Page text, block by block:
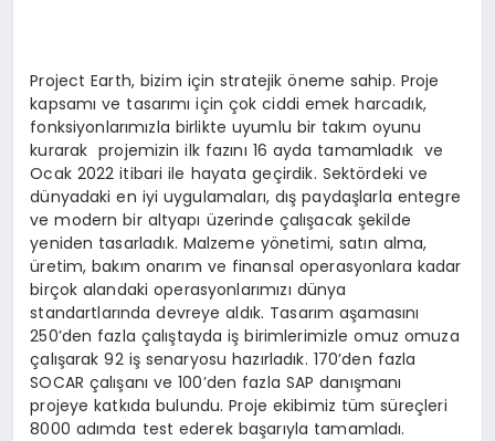
Project Earth, bizim için stratejik öneme sahip. Proje
kapsamı ve tasarımı için çok ciddi emek harcadık,
fonksiyonlarımızla birlikte uyumlu bir takım oyunu
kurarak projemizin ilk fazını 16 ayda tamamladık ve
Ocak 2022 itibari ile hayata geçirdik. Sektördeki ve
dünyadaki en iyi uygulamaları, dış paydaşlarla entegre
ve modern bir altyapı üzerinde çalışacak şekilde
yeniden tasarladık. Malzeme yönetimi, satın alma,
üretim, bakım onarım ve finansal operasyonlara kadar
birçok alandaki operasyonlarımızı dünya
standartlarında devreye aldık. Tasarım aşamasını
250’den fazla çalıştayda iş birimlerimizle omuz omuza
çalışarak 92 iş senaryosu hazırladık. 170’den fazla
SOCAR çalışanı ve 100’den fazla SAP danışmanı
projeye katkıda bulundu. Proje ekibimiz tüm süreçleri
8000 adımda test ederek başarıyla tamamladı.